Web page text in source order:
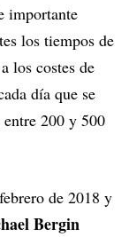
importante
los tiempos de
los costes de
día que se
entre 200 y 500
de 2018 y
Bergin